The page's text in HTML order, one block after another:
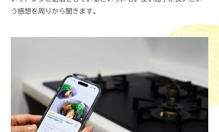
う感想を周りから聞きます。